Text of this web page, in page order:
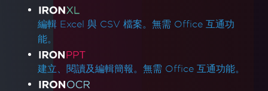
編輯 Excel 與 CSV 檔案。無需 Office 互通功
能。
建立、閱讀及編輯簡報。無需 Office 互通功能。